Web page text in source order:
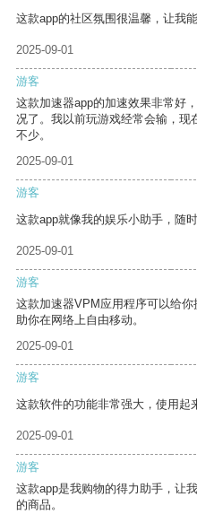
这款app的社区氛围很温馨，让我
2025-09-01
游客
这款加速器app的加速效果非常好
况了。我以前玩游戏经常会输，现
不少。
2025-09-01
游客
这款app就像我的娱乐小助手，随
2025-09-01
游客
这款加速器VPM应用程序可以给
助你在网络上自由移动。
2025-09-01
游客
这款软件的功能非常强大，使用起
2025-09-01
游客
这款app是我购物的得力助手，让
的商品。